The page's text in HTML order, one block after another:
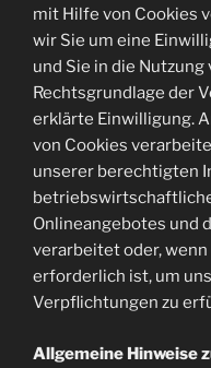
mit Hilfe von Cookies
wir Sie um eine
und Sie in die
Rechtsgrundlage der
erklärte Einwilligung.
von Cookies
unserer berechtigten
Onlineangebotes und
verarbeitet oder, wenn
erforderlich ist, um
Verpflichtungen zu
Allgemeine Hinweise